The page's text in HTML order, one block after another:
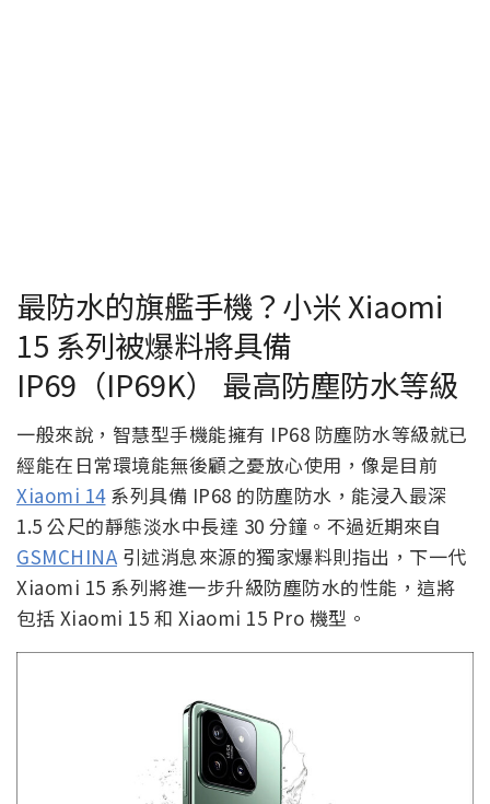
最防水的旗艦手機？小米 Xiaomi
15 系列被爆料將具備
IP69（IP69K） 最高防塵防水等級
一般來說，智慧型手機能擁有 IP68 防塵防水等級就已
經能在日常環境能無後顧之憂放心使用，像是目前
Xiaomi 14系列具備 IP68 的防塵防水，能浸入最深
1.5 公尺的靜態淡水中長達 30 分鐘。不過近期來自
GSMCHINA 引述消息來源的獨家爆料則指出，下一代
Xiaomi 15 系列將進一步升級防塵防水的性能，這將
包括 Xiaomi 15 和 Xiaomi 15 Pro 機型。